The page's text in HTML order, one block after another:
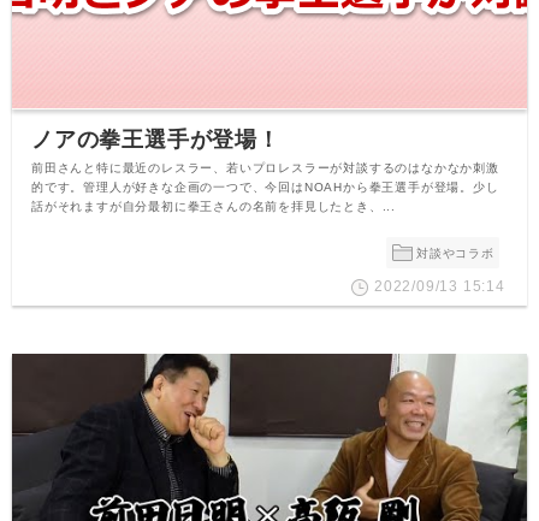
ノアの拳王選手が登場！
前田さんと特に最近のレスラー、若いプロレスラーが対談するのはなかなか刺激
的です。管理人が好きな企画の一つで、今回はNOAHから拳王選手が登場。少し
話がそれますが自分最初に拳王さんの名前を拝見したとき、...
対談やコラボ
2022/09/13 15:14